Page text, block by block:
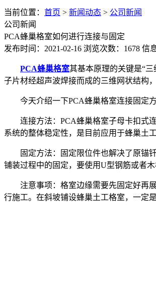
当前位置： 首页 > 新闻动态 > 公司新闻
公司新闻
PCA蜂巢格室如何进行连接与固定
发布时间：2021-02-16 浏览次数：1678 信
PCA蜂巢格室其基本原理的关键是“
子片材经超声波焊接而成的三维网状结构
今天介绍一下PCA蜂巢格室连接固定
连接方法：PCA蜂巢格室子母卡扣式
系统的整体稳定性，是目前应用于蜂巢土
固定方法：固定限位件也解决了原锚
铺装过程中的固定，要使用U型钢筋或者
注意事项：格室边缘需要先固定好再
行施工。在斜坡铺设蜂巢土工格室，一定